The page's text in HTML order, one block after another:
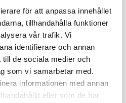
för att anpassa innehållet
tillhandahålla funktioner
vår trafik. Vi
identifierare och annan
till de sociala medier och
som vi samarbetar med.
informationen med annan
eller som de har
XCC ungdom where you
your number bib.
4, 2026